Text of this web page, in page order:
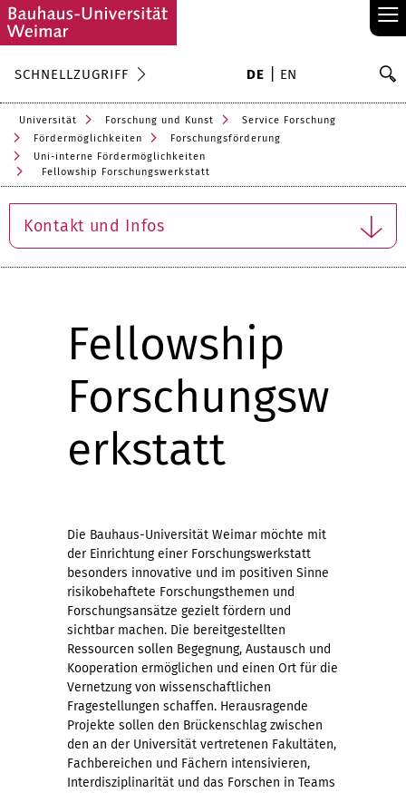
≡
SCHNELLZUGRIFF DE EN
Universität Forschung und Kunst
Service Forschung
Fördermöglichkeiten
Forschungsförderung
Uni-interne Fördermöglichkeiten
Fellowship Forschungswerkstatt
Kontakt und Infos
Fellowship
Forschungsw
erkstatt
Die Bauhaus-Universität Weimar möchte mit
der Einrichtung einer Forschungswerkstatt
besonders innovative und im positiven Sinne
risikobehaftete Forschungsthemen und
Forschungsansätze gezielt fördern und
sichtbar machen. Die bereitgestellten
Ressourcen sollen Begegnung, Austausch und
Kooperation ermöglichen und einen Ort für die
Vernetzung von wissenschaftlichen
Fragestellungen schaffen. Herausragende
Projekte sollen den Brückenschlag zwischen
den an der Universität vertretenen Fakultäten,
Fachbereichen und Fächern intensivieren,
Interdisziplinarität und das Forschen in Teams